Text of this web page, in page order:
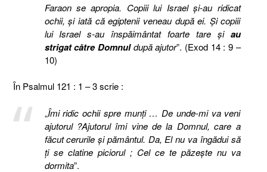
Faraon se apropia. Copiii lui Israel şi-au ridicat
ochii, şi iată că egiptenii veneau după ei. Şi copiii
lui Israel s-au înspăimântat foarte tare şi au
strigat către Domnuldupă ajutor”. (Exod 14 : 9 –
10)
În Psalmul 121 : 1 – 3 scrie :
„Îmi ridic ochii spre munţi … De unde-mi va veni
ajutorul ?Ajutorul îmi vine de la Domnul, care a
făcut cerurile şi pământul. Da, El nu va îngădui să
ţi se clatine piciorul ; Cel ce te păzeşte nu va
dormita”.